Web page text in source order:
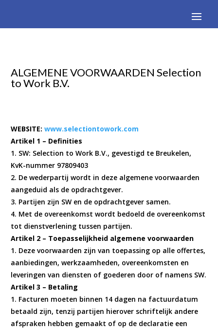
ALGEMENE VOORWAARDEN Selection
to Work B.V.
WEBSITE:www.selectiontowork.com
Artikel 1 – Definities
1. SW: Selection to Work B.V., gevestigd te Breukelen,
KvK-nummer 97809403
2. De wederpartij wordt in deze algemene voorwaarden
aangeduid als de opdrachtgever.
3. Partijen zijn SW en de opdrachtgever samen.
4. Met de overeenkomst wordt bedoeld de overeenkomst
tot dienstverlening tussen partijen.
Artikel 2 – Toepasselijkheid algemene voorwaarden
1. Deze voorwaarden zijn van toepassing op alle offertes,
aanbiedingen, werkzaamheden, overeenkomsten en
leveringen van diensten of goederen door of namens SW.
Artikel 3 – Betaling
1. Facturen moeten binnen 14 dagen na factuurdatum
betaald zijn, tenzij partijen hierover schriftelijk andere
afspraken hebben gemaakt of op de declaratie een